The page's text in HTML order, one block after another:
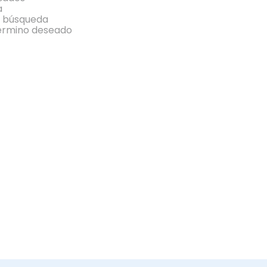
deseado